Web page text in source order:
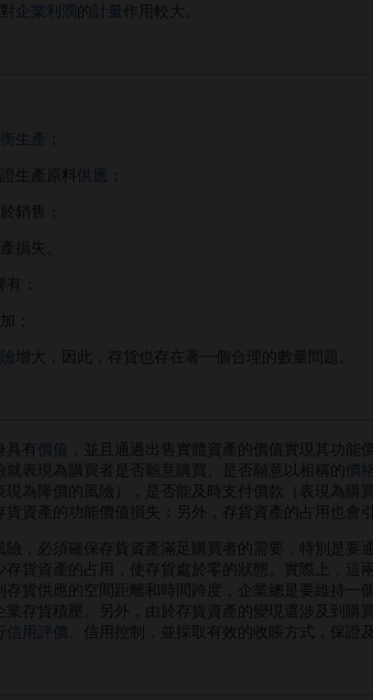
企業利潤 的 計量 作用較大。
衡生產
產原料 供應
銷售；
損失。
：
加；
增大，因此，存貨也存在著一個合理的數量問題。
有 價值
，並且通過出售實體資產的價值實現其功
就表現為購買者是否願意購買、是否願意以相稱的 價
現為降價的風險），是否能及時支付價款（表現為購
資產的功能價值損失；另外，存貨資產的占用也會引
必須確保存貨資產滿足購買者的需要，特別是要通
存貨資產的占用，使存貨處於零的狀態。實際上，
存貨供應的空間距離和時間跨度，企業總是要維持一
業存貨積壓。另外，由於存貨資產的變現還涉及到購
信用評價 、信用控制，並採取有效的收賬方式，保證